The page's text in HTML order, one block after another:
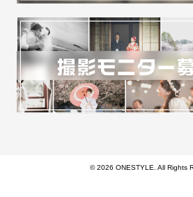
© 2026 ONESTYLE. All Rights